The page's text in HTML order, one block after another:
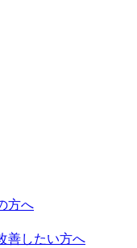
方へ
善したい方へ